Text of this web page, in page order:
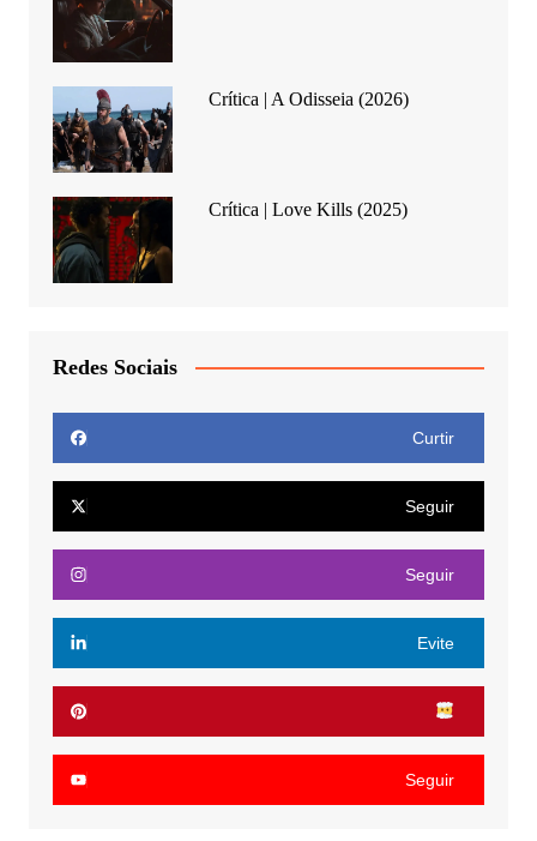
Crítica | A Odisseia (2026)
Crítica | Love Kills (2025)
Redes Sociais
Curtir
Seguir
Seguir
Evite
Seguir